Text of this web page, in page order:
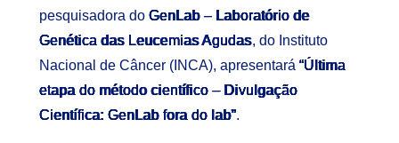
pesquisadora do GenLab – Laboratório de
Genética das Leucemias Agudas, do Instituto
Nacional de Câncer (INCA), apresentará “Última
etapa do método científico – Divulgação
Científica: GenLab fora do lab”.